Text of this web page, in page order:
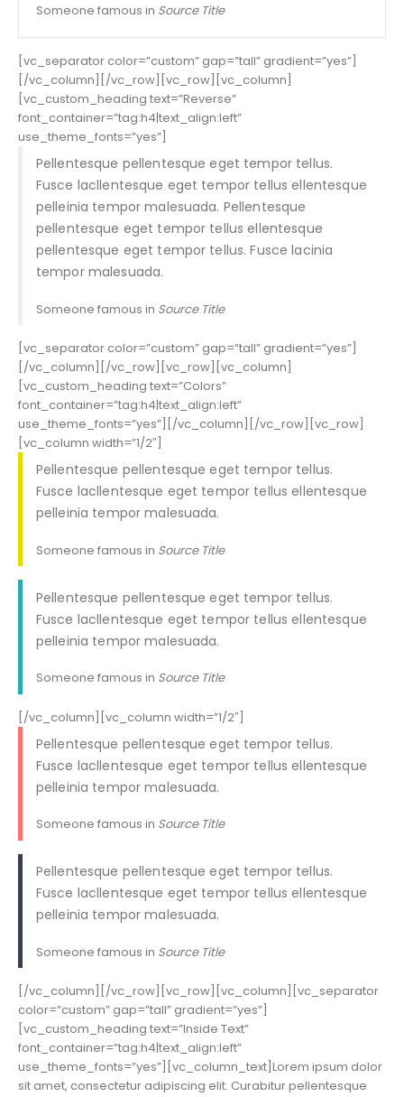
Someone famous in Source Title
[vc_separator color=”custom” gap=”tall” gradient=”yes”]
[/vc_column][/vc_row][vc_row][vc_column]
[vc_custom_heading text=”Reverse”
font_container=”tag:h4|text_align:left”
use_theme_fonts=”yes”]
Pellentesque pellentesque eget tempor tellus.
Fusce lacllentesque eget tempor tellus ellentesque
pelleinia tempor malesuada. Pellentesque
pellentesque eget tempor tellus ellentesque
pellentesque eget tempor tellus. Fusce lacinia
tempor malesuada.
Someone famous in Source Title
[vc_separator color=”custom” gap=”tall” gradient=”yes”]
[/vc_column][/vc_row][vc_row][vc_column]
[vc_custom_heading text=”Colors”
font_container=”tag:h4|text_align:left”
use_theme_fonts=”yes”][/vc_column][/vc_row][vc_row]
[vc_column width=”1/2″]
Pellentesque pellentesque eget tempor tellus.
Fusce lacllentesque eget tempor tellus ellentesque
pelleinia tempor malesuada.
Someone famous in Source Title
Pellentesque pellentesque eget tempor tellus.
Fusce lacllentesque eget tempor tellus ellentesque
pelleinia tempor malesuada.
Someone famous in Source Title
[/vc_column][vc_column width=”1/2″]
Pellentesque pellentesque eget tempor tellus.
Fusce lacllentesque eget tempor tellus ellentesque
pelleinia tempor malesuada.
Someone famous in Source Title
Pellentesque pellentesque eget tempor tellus.
Fusce lacllentesque eget tempor tellus ellentesque
pelleinia tempor malesuada.
Someone famous in Source Title
[/vc_column][/vc_row][vc_row][vc_column][vc_separator
color=”custom” gap=”tall” gradient=”yes”]
[vc_custom_heading text=”Inside Text”
font_container=”tag:h4|text_align:left”
use_theme_fonts=”yes”][vc_column_text]Lorem ipsum dolor
sit amet, consectetur adipiscing elit. Curabitur pellentesque